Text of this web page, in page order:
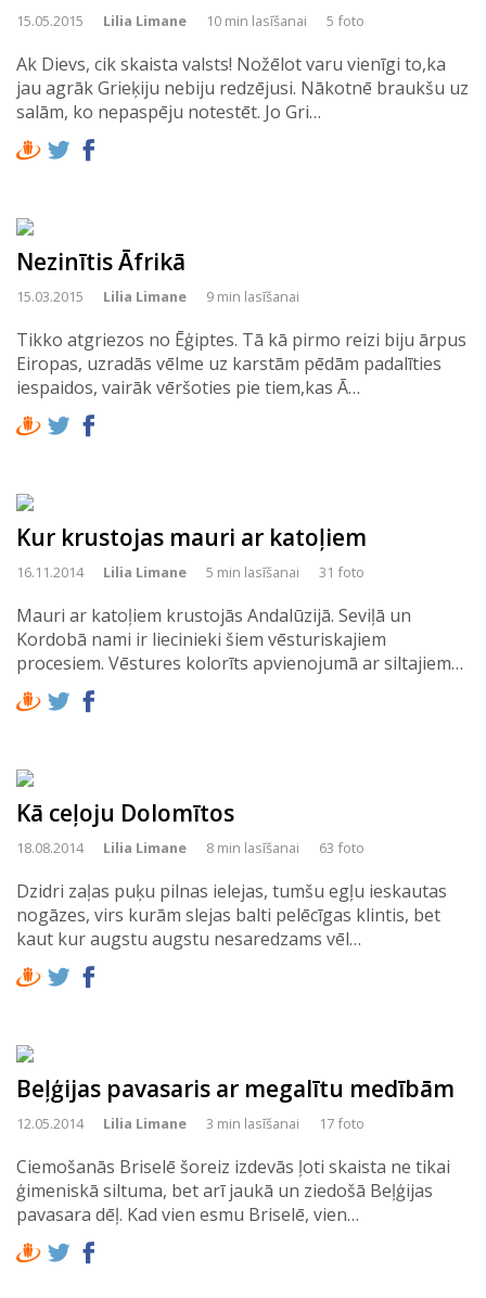
15.05.2015 Lilia Limane 10 min lasīšanai 5 foto
Ak Dievs, cik skaista valsts! Nožēlot varu vienīgi to,ka
jau agrāk Grieķiju nebiju redzējusi. Nākotnē braukšu uz
salām, ko nepaspēju notestēt. Jo Gri…
Nezinītis Āfrikā
15.03.2015 Lilia Limane 9 min lasīšanai
Tikko atgriezos no Ēģiptes. Tā kā pirmo reizi biju ārpus
Eiropas, uzradās vēlme uz karstām pēdām padalīties
iespaidos, vairāk vēršoties pie tiem,kas Ā…
Kur krustojas mauri ar katoļiem
16.11.2014 Lilia Limane 5 min lasīšanai 31 foto
Mauri ar katoļiem krustojās Andalūzijā. Seviļā un
Kordobā nami ir liecinieki šiem vēsturiskajiem
procesiem. Vēstures kolorīts apvienojumā ar siltajiem…
Kā ceļoju Dolomītos
18.08.2014 Lilia Limane 8 min lasīšanai 63 foto
Dzidri zaļas puķu pilnas ielejas, tumšu egļu ieskautas
nogāzes, virs kurām slejas balti pelēcīgas klintis, bet
kaut kur augstu augstu nesaredzams vēl…
Beļģijas pavasaris ar megalītu medībām
12.05.2014 Lilia Limane 3 min lasīšanai 17 foto
Ciemošanās Briselē šoreiz izdevās ļoti skaista ne tikai
ģimeniskā siltuma, bet arī jaukā un ziedošā Beļģijas
pavasara dēļ. Kad vien esmu Briselē, vien…